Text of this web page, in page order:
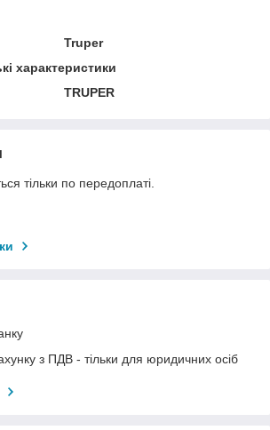
Truper
характеристики
TRUPER
тільки по передоплаті.
з ПДВ - тільки для юридичних осіб